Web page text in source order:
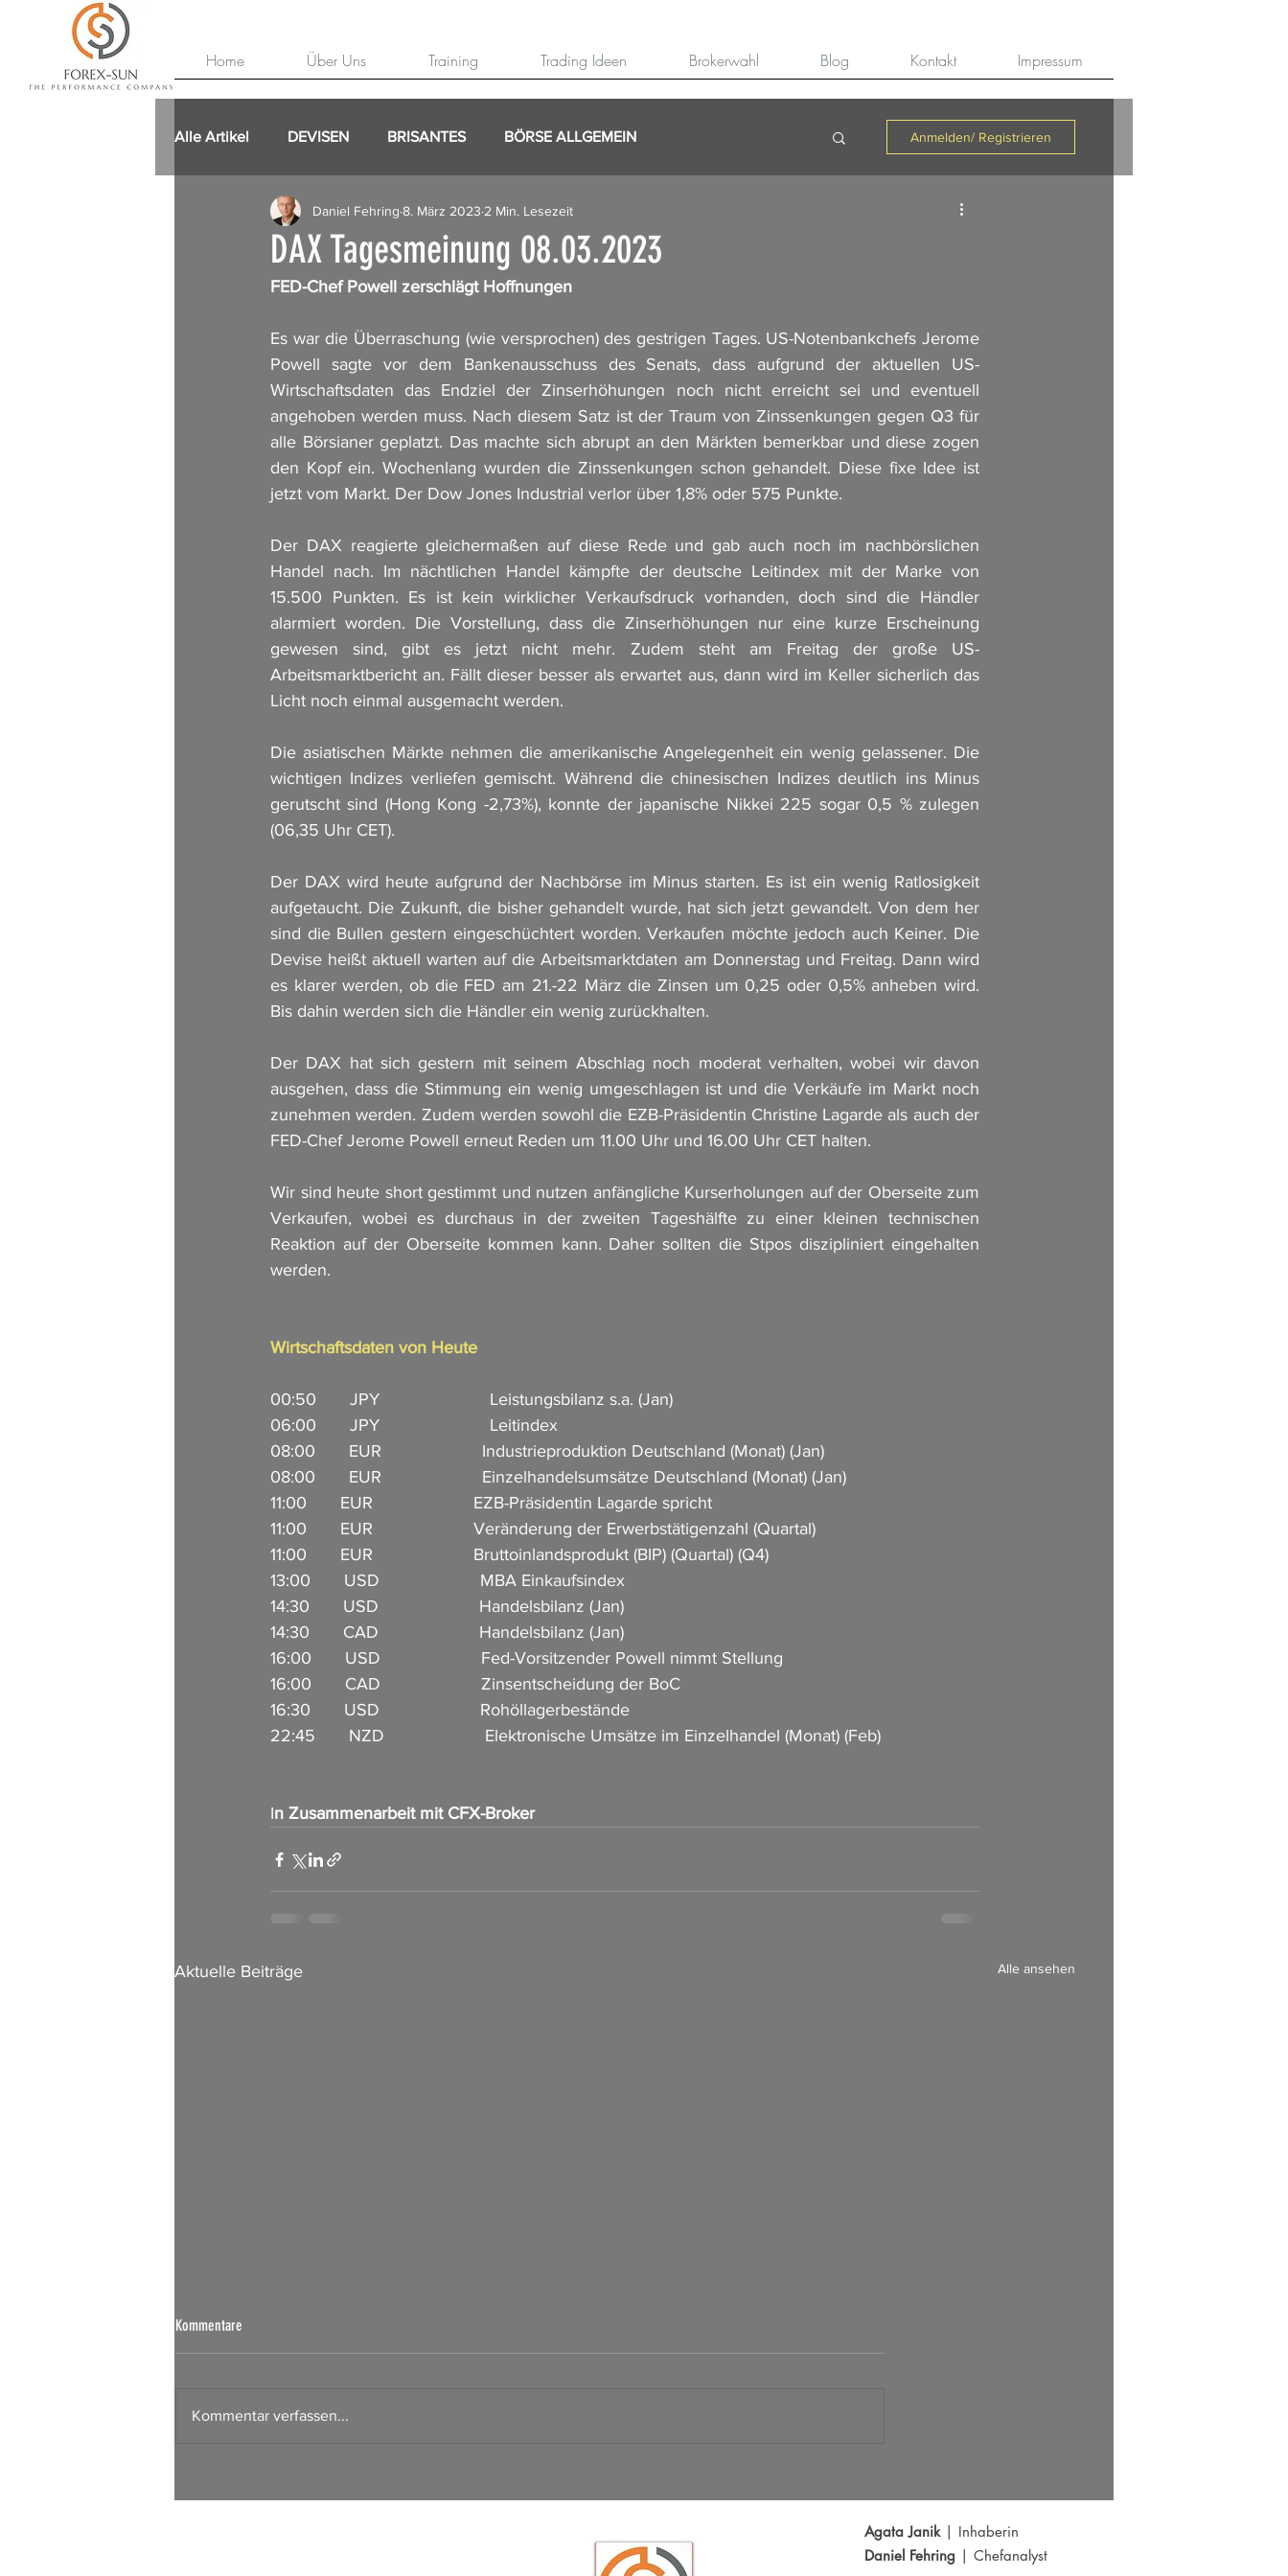
Home Über Uns Training Trading Ideen Brokerwahl Blog Kontakt Impressum
Alle Artikel DEVISEN BRISANTES BÖRSE ALLGEMEIN Anmelden/ Registrieren
DAX Tagesmeinung 08.03.2023
Daniel Fehring 8. März 2023 2 Min. Lesezeit
FED-Chef Powell zerschlägt Hoffnungen
Es war die Überraschung (wie versprochen) des gestrigen Tages. US-Notenbankchefs Jerome
Powell sagte vor dem Bankenausschuss des Senats, dass aufgrund der aktuellen US-
Wirtschaftsdaten das Endziel der Zinserhöhungen noch nicht erreicht sei und eventuell
angehoben werden muss. Nach diesem Satz ist der Traum von Zinssenkungen gegen Q3 für
alle Börsianer geplatzt. Das machte sich abrupt an den Märkten bemerkbar und diese zogen
den Kopf ein. Wochenlang wurden die Zinssenkungen schon gehandelt. Diese fixe Idee ist
jetzt vom Markt. Der Dow Jones Industrial verlor über 1,8% oder 575 Punkte.
Der DAX reagierte gleichermaßen auf diese Rede und gab auch noch im nachbörslichen
Handel nach. Im nächtlichen Handel kämpfte der deutsche Leitindex mit der Marke von
15.500 Punkten. Es ist kein wirklicher Verkaufsdruck vorhanden, doch sind die Händler
alarmiert worden. Die Vorstellung, dass die Zinserhöhungen nur eine kurze Erscheinung
gewesen sind, gibt es jetzt nicht mehr. Zudem steht am Freitag der große US-
Arbeitsmarktbericht an. Fällt dieser besser als erwartet aus, dann wird im Keller sicherlich das
Licht noch einmal ausgemacht werden.
Die asiatischen Märkte nehmen die amerikanische Angelegenheit ein wenig gelassener. Die
wichtigen Indizes verliefen gemischt. Während die chinesischen Indizes deutlich ins Minus
gerutscht sind (Hong Kong -2,73%), konnte der japanische Nikkei 225 sogar 0,5 % zulegen
(06,35 Uhr CET).
Der DAX wird heute aufgrund der Nachbörse im Minus starten. Es ist ein wenig Ratlosigkeit
aufgetaucht. Die Zukunft, die bisher gehandelt wurde, hat sich jetzt gewandelt. Von dem her
sind die Bullen gestern eingeschüchtert worden. Verkaufen möchte jedoch auch Keiner. Die
Devise heißt aktuell warten auf die Arbeitsmarktdaten am Donnerstag und Freitag. Dann wird
es klarer werden, ob die FED am 21.-22 März die Zinsen um 0,25 oder 0,5% anheben wird.
Bis dahin werden sich die Händler ein wenig zurückhalten.
Der DAX hat sich gestern mit seinem Abschlag noch moderat verhalten, wobei wir davon
ausgehen, dass die Stimmung ein wenig umgeschlagen ist und die Verkäufe im Markt noch
zunehmen werden. Zudem werden sowohl die EZB-Präsidentin Christine Lagarde als auch der
FED-Chef Jerome Powell erneut Reden um 11.00 Uhr und 16.00 Uhr CET halten.
Wir sind heute short gestimmt und nutzen anfängliche Kurserholungen auf der Oberseite zum
Verkaufen, wobei es durchaus in der zweiten Tageshälfte zu einer kleinen technischen
Reaktion auf der Oberseite kommen kann. Daher sollten die Stpos diszipliniert eingehalten
werden.
Wirtschaftsdaten von Heute
00:50       JPY                       Leistungsbilanz s.a. (Jan)
06:00       JPY                       Leitindex
08:00       EUR                     Industrieproduktion Deutschland (Monat) (Jan)
08:00       EUR                     Einzelhandelsumsätze Deutschland (Monat) (Jan)
11:00       EUR                     EZB-Präsidentin Lagarde spricht
11:00       EUR                     Veränderung der Erwerbstätigenzahl (Quartal)
11:00       EUR                     Bruttoinlandsprodukt (BIP) (Quartal) (Q4)
13:00       USD                     MBA Einkaufsindex
14:30       USD                     Handelsbilanz (Jan)
14:30       CAD                     Handelsbilanz (Jan)
16:00       USD                     Fed-Vorsitzender Powell nimmt Stellung
16:00       CAD                     Zinsentscheidung der BoC
16:30       USD                     Rohöllagerbestände
22:45       NZD                     Elektronische Umsätze im Einzelhandel (Monat) (Feb)
In Zusammenarbeit mit CFX-Broker
Aktuelle Beiträge Alle ansehen
Börsen Radar 07.08.2026
Kommentare
Kommentar verfassen...
Agata Janik| Inhaberin
Daniel Fehring | Chefanalyst